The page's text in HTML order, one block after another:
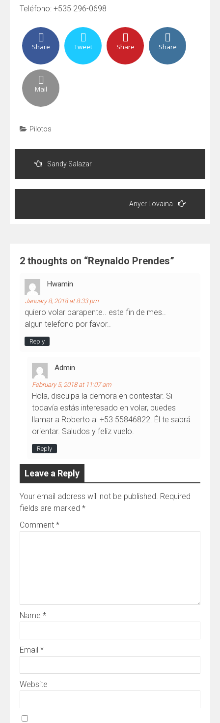
Teléfono: +535 296-0698
Share Tweet Share Share
Mail
Pilotos
Post
navigationSandy Salazar
Anyer Lovaina
2 thoughts on “Reynaldo Prendes”
Hwamin
January 8, 2018 at 8:33 pm
quiero volar parapente.. este fin de mes..
algun telefono por favor..
Reply
Admin
February 5, 2018 at 11:07 am
Hola, disculpa la demora en contestar. Si
todavía estás interesado en volar, puedes
llamar a Roberto al +53 55846822. Él te sabrá
orientar. Saludos y feliz vuelo.
Reply
Leave a Reply
Your email address will not be published. Required
fields are marked *
Comment *
Name *
Email *
Website